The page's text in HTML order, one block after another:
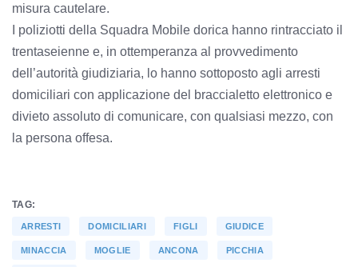
misura cautelare.
I poliziotti della Squadra Mobile dorica hanno rintracciato il
trentaseienne e, in ottemperanza al provvedimento
dell’autorità giudiziaria, lo hanno sottoposto agli arresti
domiciliari con applicazione del braccialetto elettronico e
divieto assoluto di comunicare, con qualsiasi mezzo, con
la persona offesa.
TAG:
ARRESTI DOMICILIARI FIGLI GIUDICE
MINACCIA MOGLIE ANCONA PICCHIA